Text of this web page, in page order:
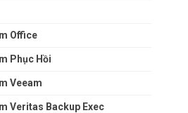
Office
Phục Hồi
Veeam
Veritas Backup Exec